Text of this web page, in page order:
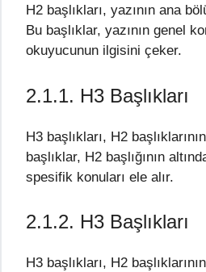
H2 başlıkları, yazının ana
Bu başlıklar, yazının genel
okuyucunun ilgisini çeker.
2.1.1. H3 Başlıkları
H3 başlıkları, H2
başlıklar, H2 başlığının
spesifik konuları ele alır.
2.1.2. H3 Başlıkları
H3 başlıkları, H2